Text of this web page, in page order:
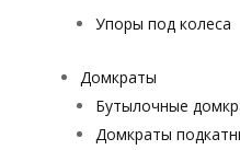
Упоры под колеса
Домкраты
Бутылочные
Домкраты